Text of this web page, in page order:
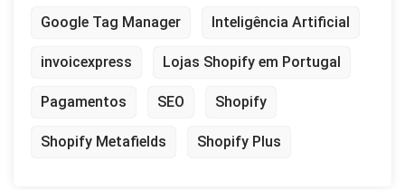
Google Tag Manager Inteligência Artificial
invoicexpress Lojas Shopify em Portugal
Pagamentos SEO Shopify
Shopify Metafields Shopify Plus